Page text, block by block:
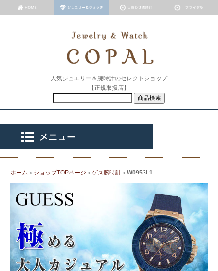
人気ジュエリー＆腕時計のセレクトショップ
【正規取扱店】
ホーム ＞ ショップTOPページ ＞ ゲス腕時計＞ W0953L1